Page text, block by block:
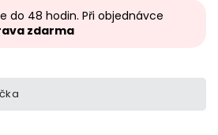
do 48 hodin. Při objednávce
zdarma